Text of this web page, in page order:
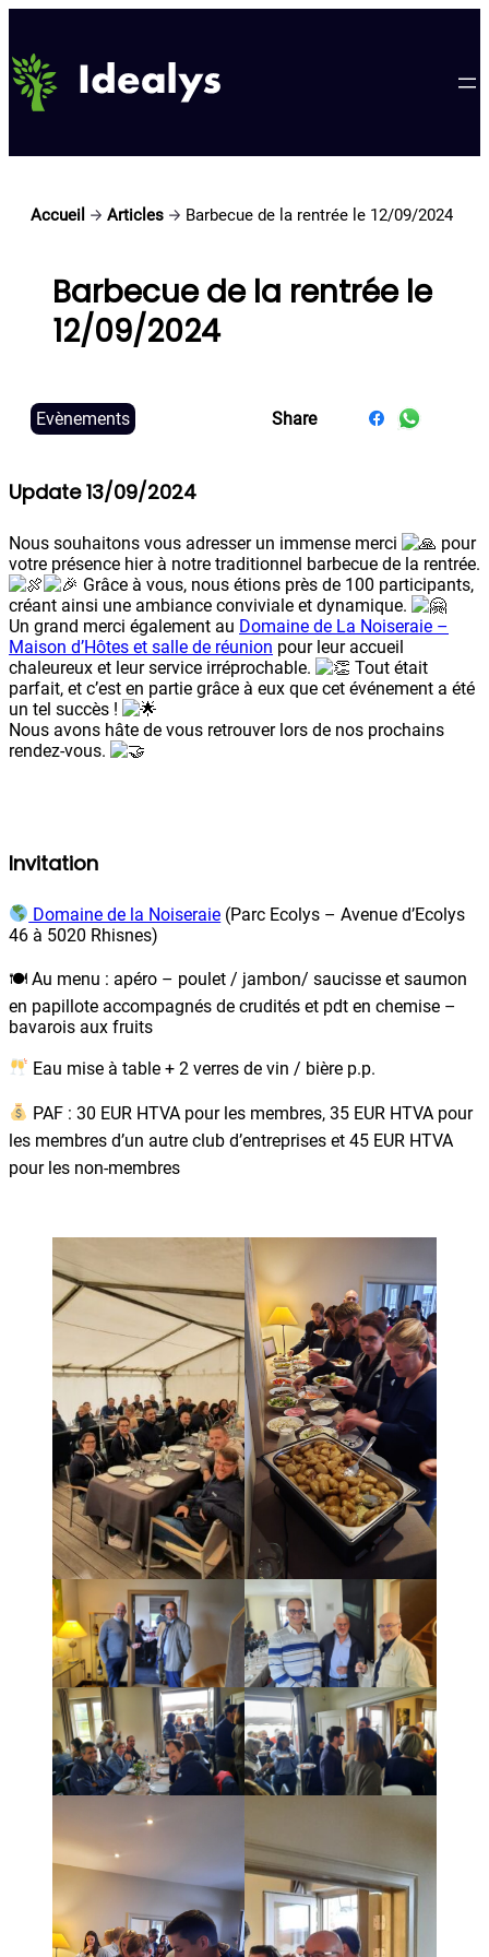
Accueil Articles Barbecue de la rentrée le 12/09/2024
Barbecue de la rentrée le
12/09/2024
Evènements Share
Update 13/09/2024
Nous souhaitons vous adresser un immense merci
pour
votre présence hier à notre traditionnel barbecue de la rentrée.
Grâce à vous, nous étions près de 100 participants,
créant ainsi une ambiance conviviale et dynamique.
Un grand merci également au Domaine de La Noiseraie –
Maison d’Hôtes et salle de réunion pour leur accueil
chaleureux et leur service irréprochable.
Tout était
parfait, et c’est en partie grâce à eux que cet événement a été
un tel succès !
Nous avons hâte de vous retrouver lors de nos prochains
rendez-vous.
Invitation
Domaine de la Noiseraie (Parc Ecolys – Avenue d’Ecolys
46 à 5020 Rhisnes)
🍽 Au menu : apéro – poulet / jambon/ saucisse et saumon
en papillote accompagnés de crudités et pdt en chemise –
bavarois aux fruits
Eau mise à table + 2 verres de vin / bière p.p.
PAF : 30 EUR HTVA pour les membres, 35 EUR HTVA pour
les membres d’un autre club d’entreprises et 45 EUR HTVA
pour les non-membres